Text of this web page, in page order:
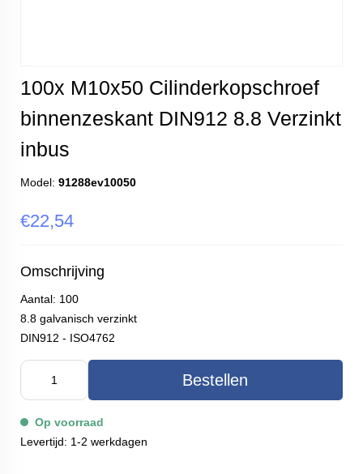
100x M10x50 Cilinderkopschroef
binnenzeskant DIN912 8.8 Verzinkt
inbus
Model: 91288ev10050
€22,54
Omschrijving
Aantal: 100
8.8 galvanisch verzinkt
DIN912 - ISO4762
Bestellen
Op voorraad
Levertijd: 1-2 werkdagen